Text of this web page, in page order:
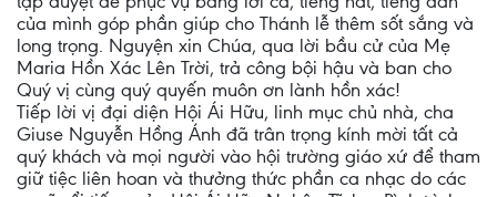
của mình góp phần giúp cho Thánh lễ thêm sốt sắng và
long trọng. Nguyện xin Chúa, qua lời bầu cử của Mẹ
Maria Hồn Xác Lên Trời, trả công bội hậu và ban cho
Quý vị cùng quý quyến muôn ơn lành hồn xác!
Tiếp lời vị đại diện Hội Ái Hữu, linh mục chủ nhà, cha
Giuse Nguyễn Hồng Ánh đã trân trọng kính mời tất cả
quý khách và mọi người vào hội trường giáo xứ để tham
giữ tiệc liên hoan và thưởng thức phần ca nhạc do các